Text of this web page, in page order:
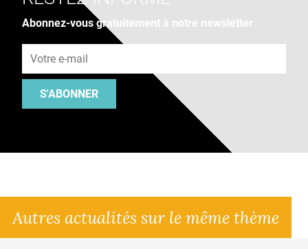
Abonnez-vous gratuitement à notre newsletter
S'ABONNER
Autres actualités sur le même thème